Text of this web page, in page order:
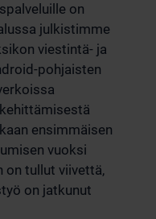
on
julkistimme
viestintä- ja
pohjaisten
ensimmäisen
vuoksi
on tullut viivettä,
on jatkunut